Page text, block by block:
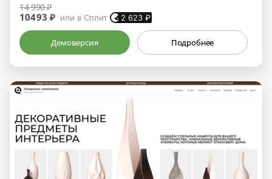
14 990 ₽
10493 ₽ или в Сплит 2 623 ₽
Демоверсия Подробнее